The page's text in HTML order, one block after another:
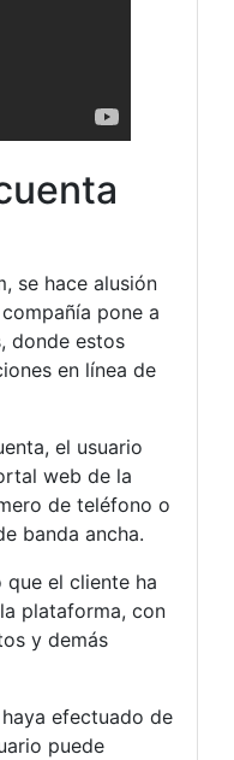
se hace alusión
pone a
donde estos
en línea de
el usuario
web de la
de teléfono o
banda ancha.
que el cliente ha
plataforma, con
y demás
efectuado de
puede